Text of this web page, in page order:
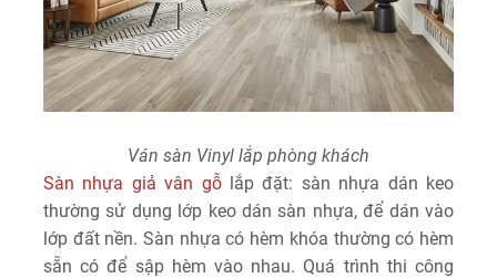
Ván sàn Vinyl lắp phòng khách
Sàn nhựa giả vân gỗlắp đặt: sàn nhựa dán keo
thường sử dụng lớp keo dán sàn nhựa, để dán vào
lớp đất nền. Sàn nhựa có hèm khóa thường có hèm
sẵn có để sập hèm vào nhau. Quá trình thi công